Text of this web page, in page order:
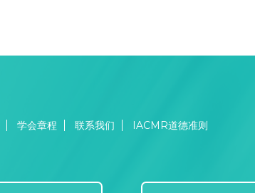
学会章程 联系我们 IACMR道德准则